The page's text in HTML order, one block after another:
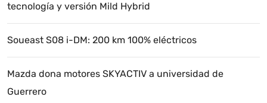
tecnología y versión Mild Hybrid
Soueast S08 i-DM: 200 km 100% eléctricos
Mazda dona motores SKYACTIV a universidad de
Guerrero